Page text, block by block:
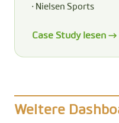
· Nielsen Sports
Case Study lesen →
Weitere